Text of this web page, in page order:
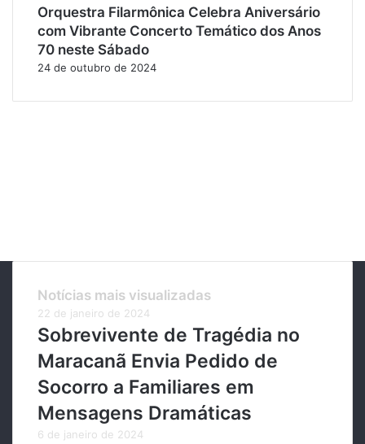
Orquestra Filarmônica Celebra Aniversário
com Vibrante Concerto Temático dos Anos
70 neste Sábado
24 de outubro de 2024
Notícias mais visualizadas
22 de janeiro de 2024
Sobrevivente de Tragédia no
Maracanã Envia Pedido de
Socorro a Familiares em
Mensagens Dramáticas
6 de janeiro de 2024